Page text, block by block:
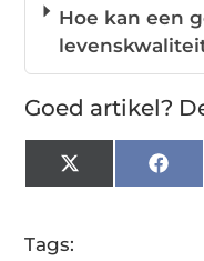
Hoe kan een
Goed artikel?
X
(Twitter)
Tags: